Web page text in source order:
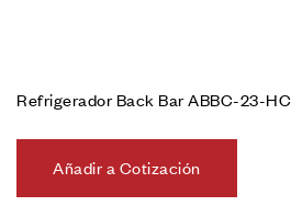
Refrigerador Back Bar ABBC-23-HC
Añadir a Cotización